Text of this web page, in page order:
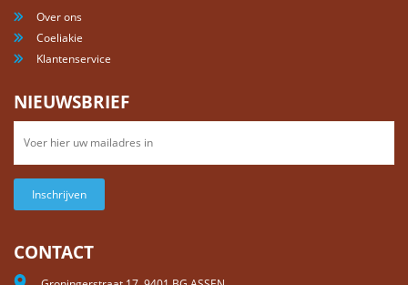
Over ons
Coeliakie
Klantenservice
NIEUWSBRIEF
Inschrijven
CONTACT